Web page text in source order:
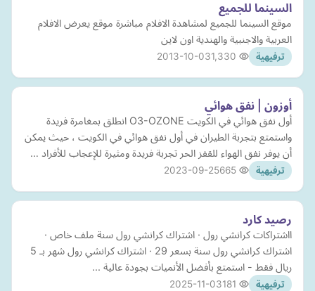
السينما للجميع
موقع السينما للجميع لمشاهدة الافلام مباشرة موقع يعرض الافلام
العربية والاجنبية والهندية اون لاين
ترفيهية 2013-10-03
أوزون | نفق هوائي
أول نفق هوائي في الكويت O3-OZONE انطلق بمغامرة فريدة
واستمتع بتجربة الطيران في أول نفق هوائي في الكويت ، حيث يمكن
أن يوفر نفق الهواء للقفز الحر تجربة فريدة ومثيرة للإعجاب للأفراد …
ترفيهية 2023-09-25
رصيد كارد
ااشتراكات كرانشي رول · اشتراك كرانشي رول سنة ملف خاص ·
اشتراك كرانشي رول سنة بسعر 29 · اشتراك كرانشي رول شهر بـ 5
ريال فقط - استمتع بأفضل الأنميات بجودة عالية ...
ترفيهية 2025-11-03